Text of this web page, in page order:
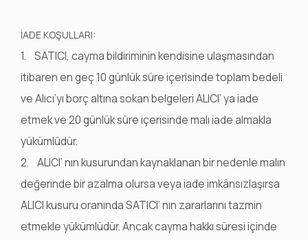
İADE KOŞULLARI:
1. SATICI, cayma bildiriminin kendisine ulaşmasından
itibaren en geç 10 günlük süre içerisinde toplam bedeli
ve Alıcı’yı borç altına sokan belgeleri ALICI’ ya iade
etmek ve 20 günlük süre içerisinde malı iade almakla
yükümlüdür.
2. ALICI’ nın kusurundan kaynaklanan bir nedenle malın
değerinde bir azalma olursa veya iade imkânsızlaşırsa
ALICI kusuru oranında SATICI’ nın zararlarını tazmin
etmekle yükümlüdür. Ancak cayma hakkı süresi içinde